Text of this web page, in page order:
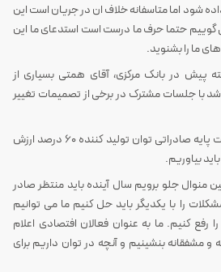
شود اما متاسفانه خلاف ان در جریان است این
گوییم حتما حرف ما درست است استدعای ما این
ما را بشنوید.
پیش در بانک مرکزی، آقای همتی بسیاری از
شد با جلسات مشترک در برخی از تصمیمات تغییر
شافعی تصریح کرد: با این قیمت پایه صادراتی توان تولید کننده ۶۰ درصد ارزش
بیاوریم.
منوال جلو برویم سال آینده باید منتظر صادر
را با یکدیگر باید حل کنیم ما می توانیم
کنیم. ما به عنوان فعالان افتصادی اعلام
مشفقانه بنشینیم و آنچه در توان داریم برای